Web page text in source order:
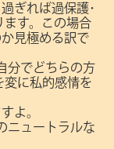
ぎれば過保護･
ます。この場合
見極める訳で
分でどちらの方
変に私的感情を
よ。
ニュートラルな